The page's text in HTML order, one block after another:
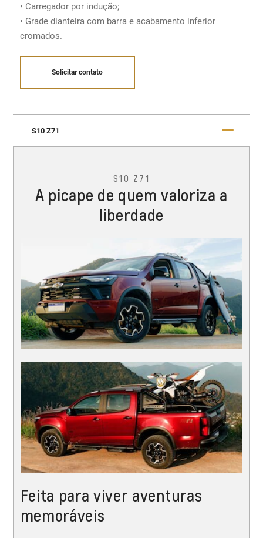
• Carregador por indução;
• Grade dianteira com barra e acabamento inferior
cromados.
Solicitar contato
S10 Z71
S10 Z71
A picape de quem valoriza a
liberdade
Feita para viver aventuras
memoráveis